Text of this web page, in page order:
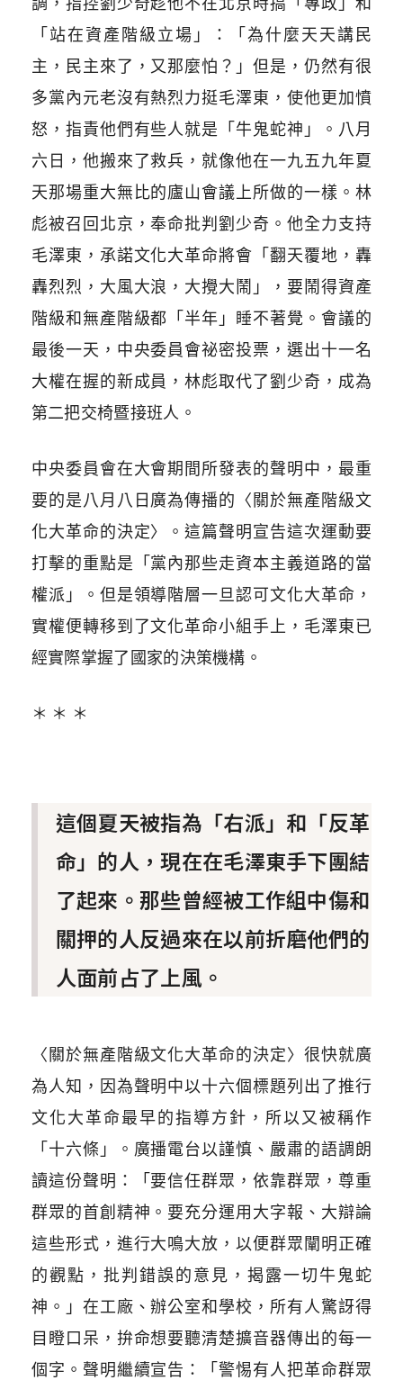
「站在資產階級立場」：「為什麼天天講民
主，民主來了，又那麼怕？」但是，仍然有很
多黨內元老沒有熱烈力挺毛澤東，使他更加憤
怒，指責他們有些人就是「牛鬼蛇神」。八月
六日，他搬來了救兵，就像他在一九五九年夏
天那場重大無比的廬山會議上所做的一樣。林
彪被召回北京，奉命批判劉少奇。他全力支持
毛澤東，承諾文化大革命將會「翻天覆地，轟
轟烈烈，大風大浪，大攪大鬧」，要鬧得資產
階級和無產階級都「半年」睡不著覺。會議的
最後一天，中央委員會祕密投票，選出十一名
大權在握的新成員，林彪取代了劉少奇，成為
第二把交椅暨接班人。
中央委員會在大會期間所發表的聲明中，最重
要的是八月八日廣為傳播的〈關於無產階級文
化大革命的決定〉。這篇聲明宣告這次運動要
打擊的重點是「黨內那些走資本主義道路的當
權派」。但是領導階層一旦認可文化大革命，
實權便轉移到了文化革命小組手上，毛澤東已
經實際掌握了國家的決策機構。
＊ ＊ ＊
這個夏天被指為「右派」和「反革
命」的人，現在在毛澤東手下團結
了起來。那些曾經被工作組中傷和
關押的人反過來在以前折磨他們的
人面前占了上風。
〈關於無產階級文化大革命的決定〉很快就廣
為人知，因為聲明中以十六個標題列出了推行
文化大革命最早的指導方針，所以又被稱作
「十六條」。廣播電台以謹慎、嚴肅的語調朗
讀這份聲明：「要信任群眾，依靠群眾，尊重
群眾的首創精神。要充分運用大字報、大辯論
這些形式，進行大鳴大放，以便群眾闡明正確
的觀點，批判錯誤的意見，揭露一切牛鬼蛇
神。」在工廠、辦公室和學校，所有人驚訝得
目瞪口呆，拚命想要聽清楚擴音器傳出的每一
個字。聲明繼續宣告：「警惕有人把革命群眾